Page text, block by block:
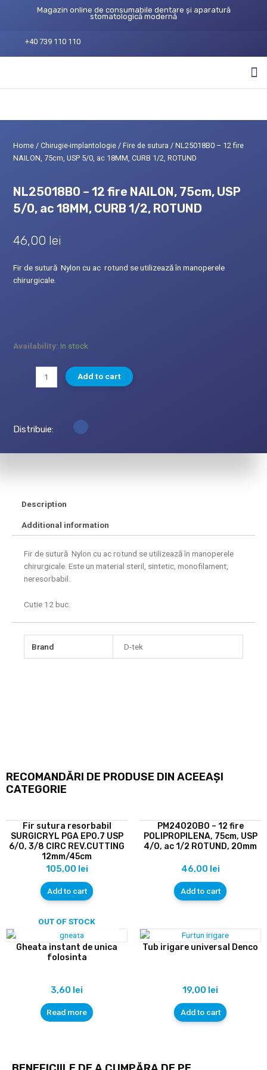
Magazin online de consumabile dentare și aparatură
stomatologică modernă
+40 739 110 110
Home /Chirugie-implantologie /Fire de sutura / NL25018B0 – 12 fire
NAILON, 75cm, USP 5/0, ac 18MM, CURB 1/2, ROTUND
NL25018B0 – 12 fire NAILON, 75cm, USP
5/0, ac 18MM, CURB 1/2, ROTUND
46,00 lei
Fir de sutură Nylon cu ac rotund se utilizează în manoperele
chirurgicale.
Availability: In stock
Add to cart
Distribuie:
Description
Additional information
Fir de sutură Nylon cu ac rotund se utilizează în manoperele
chirurgicale. Este un material steril, sintetic, monofilament,
neresorbabil.
Cutie 12 buc.
Brand D-tek
RECOMANDĂRI DE PRODUSE DIN ACEEAȘI
CATEGORIE
Fir sutura resorbabil
SURGICRYL PGA EP0.7 USP
6/0, 3/8 CIRC REV.CUTTING
12mm/45cm
105,00 lei
Add to cart
PM24020B0 – 12 fire
POLIPROPILENA, 75cm, USP
4/0, ac 1/2 ROTUND, 20mm
46,00 lei
Add to cart
OUT OF STOCK
Gheata instant de unica
folosinta
3,60 lei
Read more
Tub irigare universal Denco
19,00 lei
Add to cart